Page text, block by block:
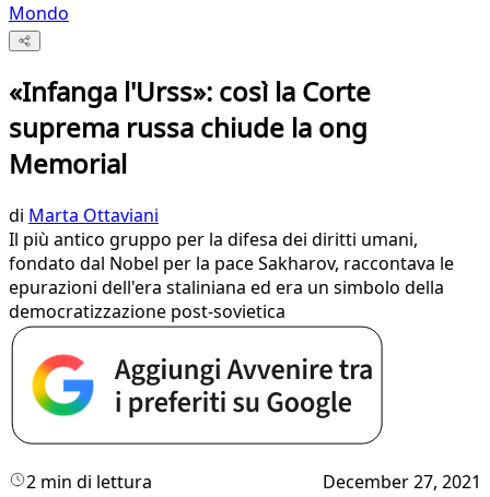
Mondo
«Infanga l'Urss»: così la Corte
suprema russa chiude la ong
Memorial
di Marta Ottaviani
Il più antico gruppo per la difesa dei diritti umani,
fondato dal Nobel per la pace Sakharov, raccontava le
epurazioni dell'era staliniana ed era un simbolo della
democratizzazione post-sovietica
2 min di lettura December 27, 2021